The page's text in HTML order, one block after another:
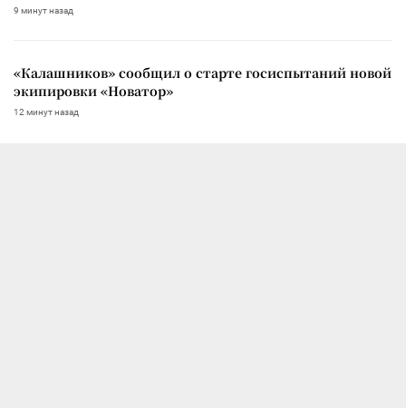
9 минут назад
«Калашников» сообщил о старте госиспытаний новой
экипировки «Новатор»
12 минут назад